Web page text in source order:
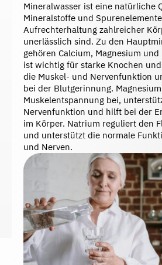
GASTRONOMIE
NACHHALTIGKEIT
ENGAGEMENT
UNTERNEHMEN
HÄNDLER
KONTAKT
Mineralwasser ist eine natürliche
Mineralstoffe und
Aufrechterhaltung zahlreicher
unerlässlich sind. Zu den
gehören Calcium, Magnesium
ist wichtig für starke Knochen
die Muskel- und Nervenfunktion
bei der Blutgerinnung.
Muskelentspannung bei,
Nervenfunktion und hilft bei der
im Körper. Natrium reguliert den
und unterstützt die normale
und Nerven.